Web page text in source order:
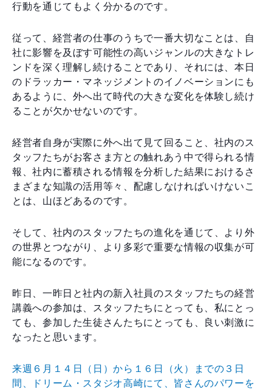
行動を通じてもよく分かるのです。
従って、経営者の仕事のうちで一番大切なことは、自
社に影響を及ぼす可能性の高いジャンルの大きなトレ
ンドを深く理解し続けることであり、それには、本日
のドラッカー・マネッジメントのイノベーションにも
あるように、外へ出て時代の大きな変化を体験し続け
ることが欠かせないのです。
経営者自身が実際に外へ出て見て回ること、社内のス
タッフたちがお客さま方との触れあう中で得られる情
報、社内に蓄積される情報を分析した結果におけるさ
まざまな知識の活用等々、配慮しなければいけないこ
とは、山ほどあるのです。
そして、社内のスタッフたちの進化を通じて、より外
の世界とつながり、より多彩で重要な情報の収集が可
能になるのです。
昨日、一昨日と社内の新入社員のスタッフたちの経営
講義への参加は、スタッフたちにとっても、私にとっ
ても、参加した生徒さんたちにとっても、良い刺激に
なったと思います。
来週６月１４日（日）から１６日（火）までの３日
間、ドリーム・スタジオ高崎にて、皆さんのパワーを